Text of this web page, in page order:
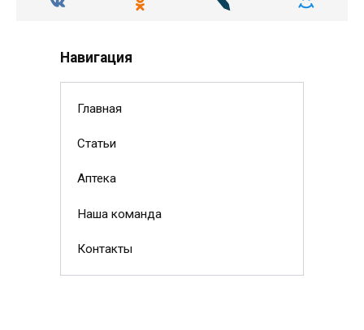
Навигация
Главная
Статьи
Аптека
Наша команда
Контакты